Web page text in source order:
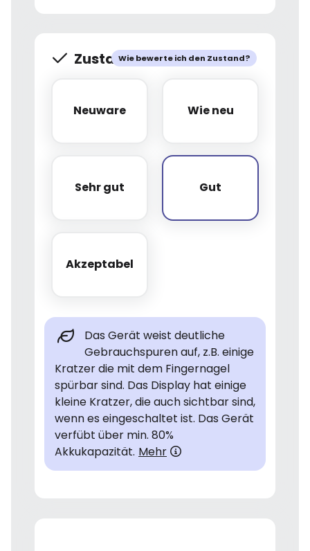
Wie bewerte ich den Zustand?
Zustand.
Neuware
Neuware Wie neu
Wie neu
Sehr gut
Sehr gut Gut
Gut
Akzeptabel
Akzeptabel
Das Gerät weist deutliche
Gebrauchspuren auf, z.B. einige
Kratzer die mit dem Fingernagel
spürbar sind. Das Display hat einige
kleine Kratzer, die auch sichtbar sind,
wenn es eingeschaltet ist. Das Gerät
verfübt über min. 80%
Akkukapazität. Mehr